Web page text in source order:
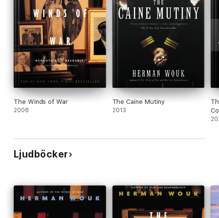
The Winds of War
2008
The Caine Mutiny
2013
Ljudböcker